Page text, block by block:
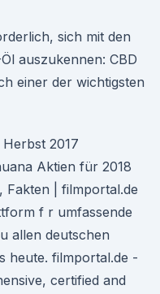
sich mit den
auszukennen: CBD
einer der wichtigsten
2017
Aktien für 2018
Fakten | filmportal.de
f r umfassende
allen deutschen
heute. filmportal.de -
certified and